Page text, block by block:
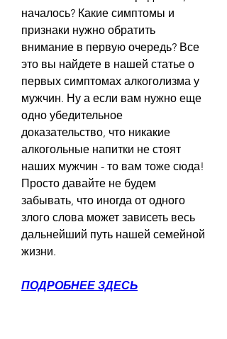
началось? Какие симптомы и
признаки нужно обратить
внимание в первую очередь? Все
это вы найдете в нашей статье о
первых симптомах алкоголизма у
мужчин. Ну а если вам нужно еще
одно убедительное
доказательство, что никакие
алкогольные напитки не стоят
наших мужчин - то вам тоже сюда!
Просто давайте не будем
забывать, что иногда от одного
злого слова может зависеть весь
дальнейший путь нашей семейной
жизни.
ПОДРОБНЕЕ ЗДЕСЬ